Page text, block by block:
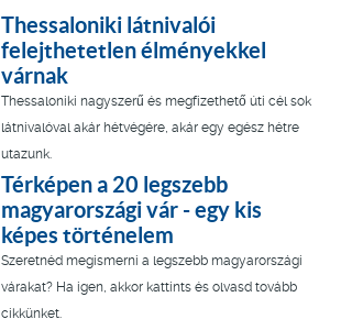
Thessaloniki látnivalói
felejthetetlen élményekkel
várnak
Thessaloniki nagyszerű és megfizethető úti cél sok
látnivalóval akár hétvégére, akár egy egész hétre
utazunk.
Térképen a 20 legszebb
magyarországi vár - egy kis
képes történelem
Szeretnéd megismerni a legszebb magyarországi
várakat? Ha igen, akkor kattints és olvasd tovább
cikkünket.